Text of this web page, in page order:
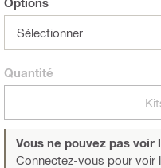
Sélectionner
Quantité
Vous ne pouvez pas
Connectez-vous pour voir